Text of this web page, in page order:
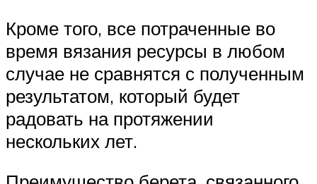
Кроме того, все потраченные во
время вязания ресурсы в любом
случае не сравнятся с полученным
результатом, который будет
радовать на протяжении
нескольких лет.